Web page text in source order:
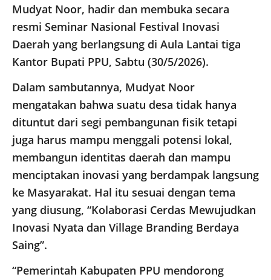
Mudyat Noor, hadir dan membuka secara
resmi Seminar Nasional Festival Inovasi
Daerah yang berlangsung di Aula Lantai tiga
Kantor Bupati PPU, Sabtu (30/5/2026).
Dalam sambutannya, Mudyat Noor
mengatakan bahwa suatu desa tidak hanya
dituntut dari segi pembangunan fisik tetapi
juga harus mampu menggali potensi lokal,
membangun identitas daerah dan mampu
menciptakan inovasi yang berdampak langsung
ke Masyarakat. Hal itu sesuai dengan tema
yang diusung, “Kolaborasi Cerdas Mewujudkan
Inovasi Nyata dan Village Branding Berdaya
Saing”.
“Pemerintah Kabupaten PPU mendorong